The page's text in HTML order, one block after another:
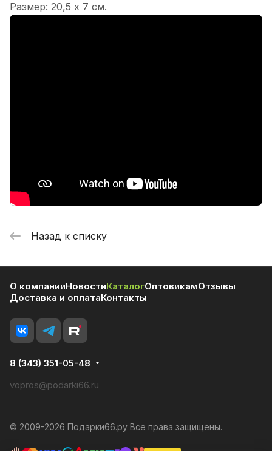
Размер: 20,5 х 7 см.
Назад к списку
О компанииНовостиКаталогОптовикамОтзывы
Доставка и оплатаКонтакты
8 (343) 351-05-48
vopros@podarki66.ru
© 2009-2026 Подарки66.ру Все права защищены.